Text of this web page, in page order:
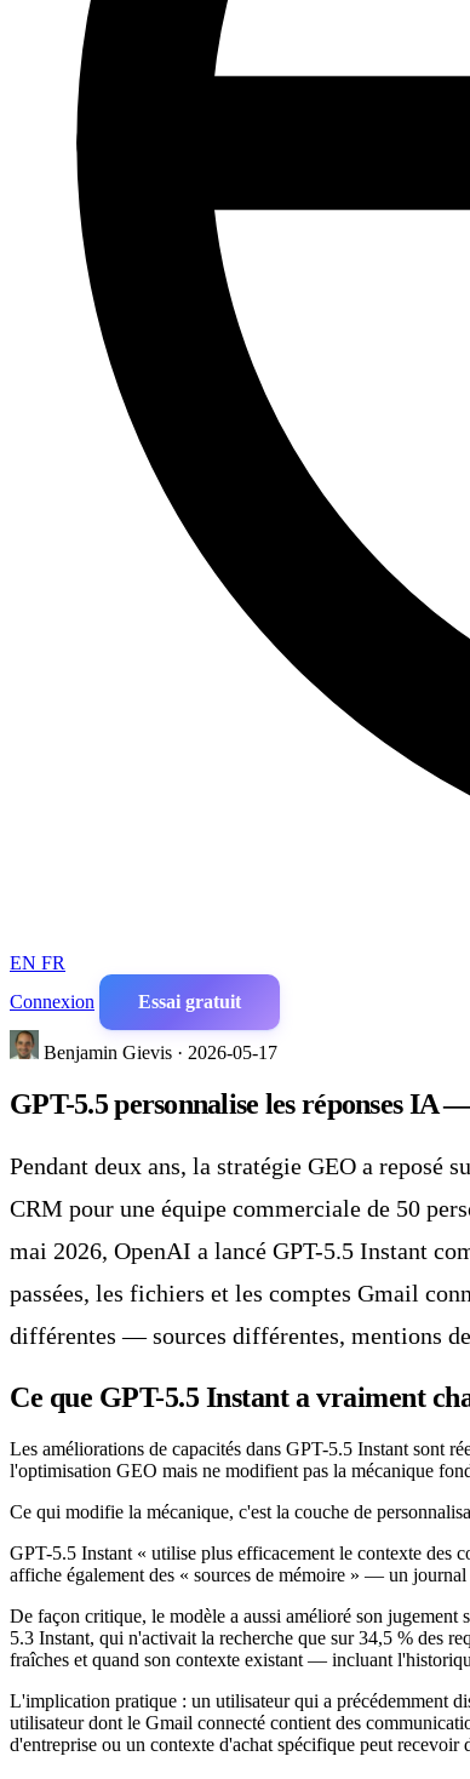
EN FR
Connexion
Essai gratuit
Benjamin Gievis · 2026-05-17
GPT-5.5 personnalise les réponses IA
Pendant deux ans, la stratégie GEO a reposé
CRM pour une équipe commerciale de 50
mai 2026, OpenAI a lancé GPT-5.5 Instant
passées, les fichiers et les comptes Gmail
différentes — sources différentes, mentions
Ce que GPT-5.5 Instant a vraiment
Les améliorations de capacités dans GPT-5.5 Instant sont
l'optimisation GEO mais ne modifient pas la mécanique
Ce qui modifie la mécanique, c'est la couche de
GPT-5.5 Instant « utilise plus efficacement le contexte des
affiche également des « sources de mémoire » — un
De façon critique, le modèle a aussi amélioré son jugement
5.3 Instant, qui n'activait la recherche que sur 34,5 % des
fraîches et quand son contexte existant — incluant
L'implication pratique : un utilisateur qui a précédemment
utilisateur dont le Gmail connecté contient des
d'entreprise ou un contexte d'achat spécifique peut recevoir